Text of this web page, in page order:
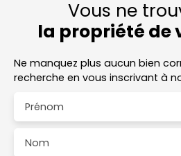
Vous ne
la propriété de
Ne manquez plus aucun bien
recherche en vous inscrivant à
Prénom
Nom